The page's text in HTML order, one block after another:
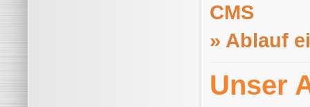
CMS
» Ablauf
Unser